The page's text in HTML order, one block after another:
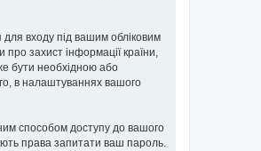
для входу під вашим обліковим
захист інформації країни,
бути необхідною або
в налаштуваннях вашого
способом доступу до вашого
права запитати ваш пароль.